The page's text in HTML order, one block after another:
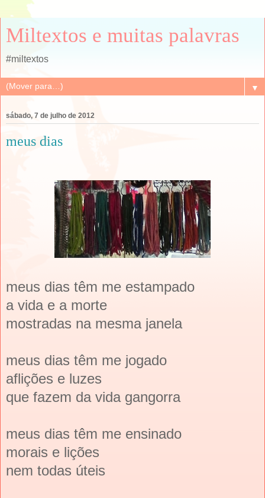
Miltextos e muitas palavras
#miltextos
▼
sábado, 7 de julho de 2012
meus dias
meus dias têm me estampado
a vida e a morte
mostradas na mesma janela
meus dias têm me jogado
aflições e luzes
que fazem da vida gangorra
meus dias têm me ensinado
morais e lições
nem todas úteis